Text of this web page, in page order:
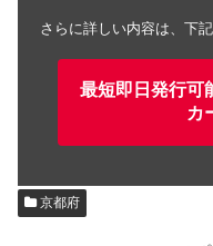
さらに詳しい内容は、下
最短即日発行可
カ
京都府